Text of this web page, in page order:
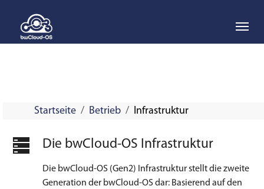
Startseite Betrieb Infrastruktur
Die bwCloud-OS Infrastruktur
Die bwCloud-OS (Gen2) Infrastruktur stellt die zweite
Generation der bwCloud-OS dar: Basierend auf den